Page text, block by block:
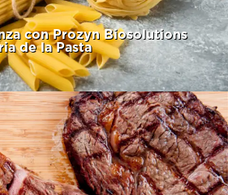
con Prozyn Biosolutions
de la Pasta